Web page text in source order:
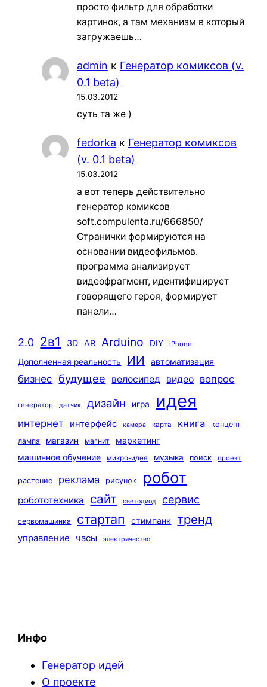
просто фильтр для обработки
картинок, а там механизм в который
загружаешь…
admin к Генератор комиксов (v.
0.1 beta)
15.03.2012
суть та же )
fedorka к Генератор комиксов
(v. 0.1 beta)
15.03.2012
а вот теперь действительно
генератор комиксов
soft.compulenta.ru/666850/
Странички формируются на
основании видеофильмов.
программа анализирует
видеофрагмент, идентифицирует
говорящего героя, формирует
панели…
2.0 2в1 3D AR Arduino DIY iPhone
Дополненная реальность ИИ автоматизация
бизнес будущее велосипед видео вопрос
генератор датчик дизайн игра идея
интернет интерфейс камера карта книга
концепт
лампа
магазин магнит
маркетинг
машинное обучение
микро-идея музыка поиск проект
растение реклама рисунок робот
робототехника сайт светодиод сервис
сервомашинка стартап стимпанк тренд
управление часы электричество
Инфо
Генератор идей
О проекте